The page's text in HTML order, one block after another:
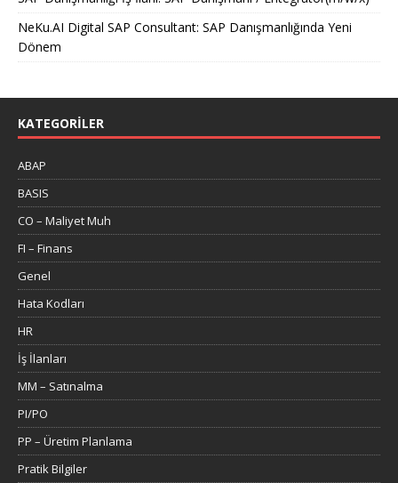
NeKu.AI Digital SAP Consultant: SAP Danışmanlığında Yeni
Dönem
KATEGORILER
ABAP
BASIS
CO – Maliyet Muh
FI – Finans
Genel
Hata Kodları
HR
İş İlanları
MM – Satınalma
PI/PO
PP – Üretim Planlama
Pratik Bilgiler